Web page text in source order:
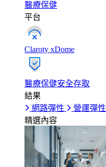
醫療保健
平台
Claroty xDome
醫療保健安全存取
結果
網路彈性
營運彈性
精選內容